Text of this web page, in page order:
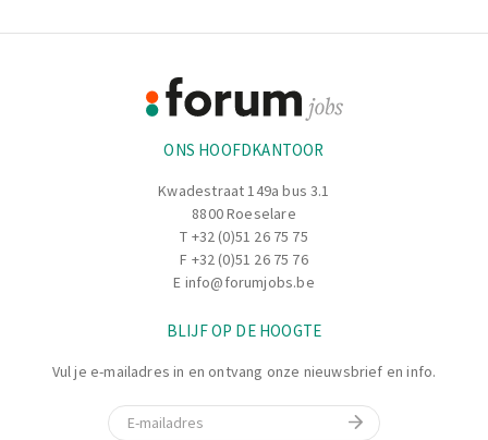
ONS HOOFDKANTOOR
Kwadestraat 149a bus 3.1
8800 Roeselare
T +32 (0)51 26 75 75
F +32 (0)51 26 75 76
E info@forumjobs.be
BLIJF OP DE HOOGTE
Vul je e-mailadres in en ontvang onze nieuwsbrief en info.
E-mail